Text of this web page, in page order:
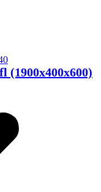
(1900x400x600)